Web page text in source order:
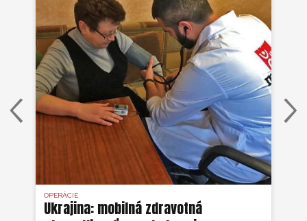
OPERÁCIE
Ukrajina: mobilná zdravotná